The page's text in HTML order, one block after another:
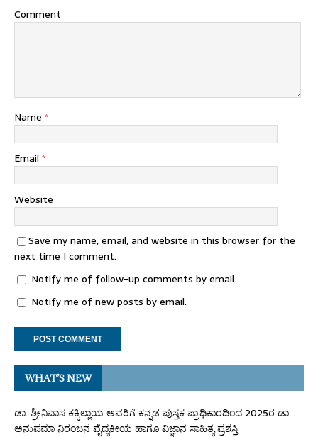
Comment
Name *
Email *
Website
Save my name, email, and website in this browser for the
next time I comment.
Notify me of follow-up comments by email.
Notify me of new posts by email.
WHAT’S NEW
ಡಾ. ಶ್ರೀನಿವಾಸ ಕಕ್ಕಿಲ್ಲಾಯ ಅವರಿಗೆ ಕನ್ನಡ ಪುಸ್ತಕ ಪ್ರಾಧಿಕಾರದಿಂದ 2025ರ ಡಾ.
ಅನುಪಮಾ ನಿರಂಜನ ವೈದ್ಯಕೀಯ ಹಾಗೂ ವಿಜ್ಞಾನ ಸಾಹಿತ್ಯ ಪ್ರಶಸ್ತಿ